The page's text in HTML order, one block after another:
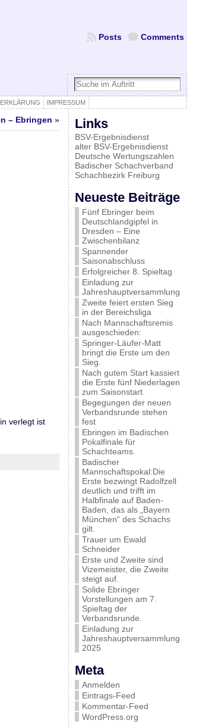
Comments
Posts
IMPRESSUM
– Ebringen »
verlegt ist
Links
BSV-Ergebnisdienst
alter BSV-Ergebnisdienst
Deutsche Wertungszahlen
Badischer Schachverband
Schachbezirk Freiburg
Neueste Beiträge
Fünf Ebringer beim
Deutschlandgipfel in
Dresden – Eine
Zwischenbilanz
Spannender
Saisonabschluss
Erfolgreicher 8. Spieltag
Einladung zur
Jahreshauptversammlung
Zweite feiert ersten Sieg
in der Bereichsliga
Nach Mannschaftsremis
ausgeschieden:
Springer-Läufer-Matt
bringt die Erste um den
Sieg.
Nach gutem Start kassiert
die Erste fünf Niederlagen
zum Saisonstart.
Begegungen der neuen
Verbandsrunde stehen
fest
Ebringen im Badischen
Pokalfinale für
Schachteams.
Badischer
Mannschaftspokal:Die
Erste bezwingt Radolfzell
deutlich und trifft im
Halbfinale auf Baden-
Baden, das als „Bayern
München“ des Schachs
gilt.
Trauer um Ewald
Schneider
Erste und Zweite sind
Vizemeister, die Zweite
steigt auf.
Solide Ebringer
Vorstellungen am 7.
Spieltag der
Verbandsrunde.
Einladung zur
Jahreshauptversammlung
2025
Meta
Anmelden
Eintrags-Feed
Kommentar-Feed
WordPress.org